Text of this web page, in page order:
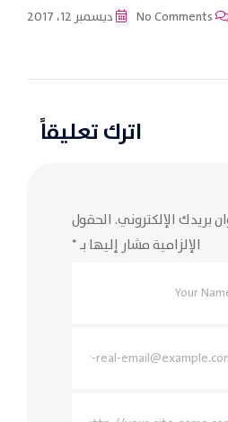
ديسمبر 12، 2017
اترك تعليقاً
بريدك الإلكتروني. الحقول
الإلزامية مشار إليها بـ*